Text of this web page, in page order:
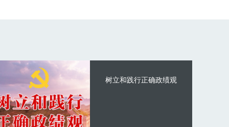
树立和践行正确政绩观